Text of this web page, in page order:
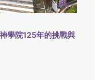
學院125年的挑戰與